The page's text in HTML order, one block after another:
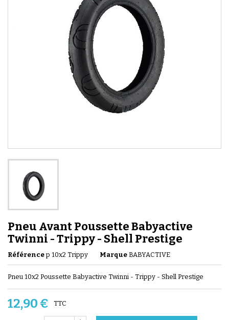
Pneu Avant Poussette Babyactive
Twinni - Trippy - Shell Prestige
Référence p 10x2 Trippy Marque BABYACTIVE
Pneu 10x2 Poussette Babyactive Twinni - Trippy - Shell Prestige
12,90 € TTC